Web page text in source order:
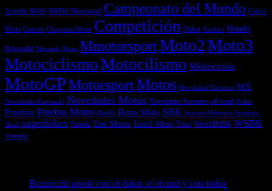
Acerbis BMW BMW Motorrad Campeonato del Mundo Casco
Moto Cascos Chaquetas Moto Competición Dakar Enduro Honda
Kawasaki Mercado Moto MmotorsportMoto2Moto3
MotociclismoMotocilismo Motocross
MotoGPMotorsportMotos Movilidad Eléctrica MX
Novedades Kawasaki Novedades Motos Novedades Scooters off-road Polini
Pruebas Pruebas Motos Raids Ropa Moto SBK Scooter Eléctrico Scooters
Shad superbikes Suzuki Test Motos Textil Moto Trial WorldSBK WSBK
Yamaha
Bezzecchi puede con el dolor, el récord y con todos